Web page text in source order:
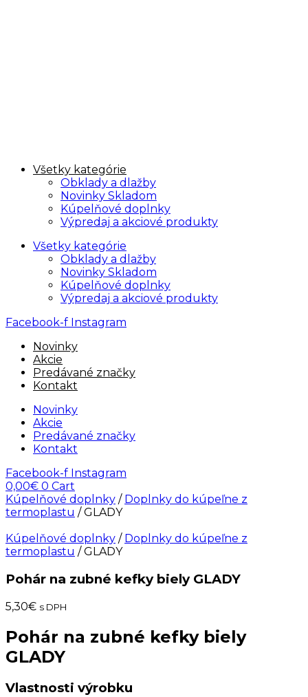
Všetky kategórie
Obklady a dlažby
Novinky Skladom
Kúpelňové doplnky
Výpredaj a akciové produkty
Všetky kategórie
Obklady a dlažby
Novinky Skladom
Kúpelňové doplnky
Výpredaj a akciové produkty
Facebook-f Instagram
Novinky
Akcie
Predávané značky
Kontakt
Novinky
Akcie
Predávané značky
Kontakt
Facebook-f Instagram
0,00€ 0 Cart
Kúpelňové doplnky / Doplnky do kúpeľne z
termoplastu / GLADY
Kúpelňové doplnky / Doplnky do kúpeľne z
termoplastu / GLADY
Pohár na zubné kefky biely GLADY
5,30€ s DPH
Pohár na zubné kefky biely
GLADY
Vlastnosti výrobku